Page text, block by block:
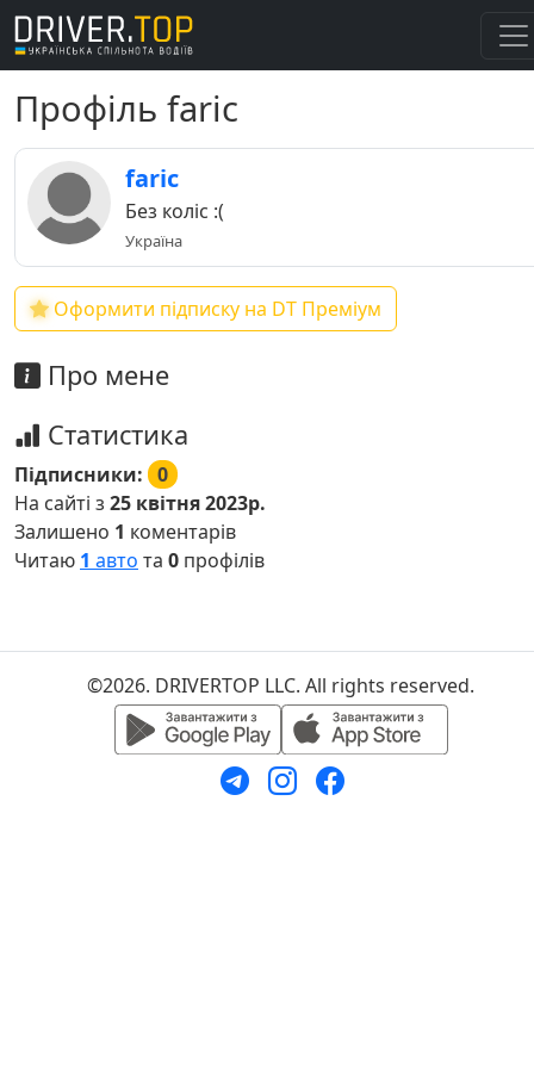
Профіль faric
faric
Без коліс :(
Україна
Оформити підписку на DT Преміум
Про мене
Статистика
Підписники: 0
На сайті з 25 квітня 2023р.
Залишено 1 коментарів
Читаю 1 авто та 0 профілів
©2026. DRIVERTOP LLC. All rights reserved.